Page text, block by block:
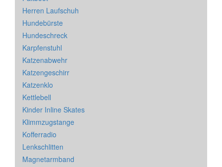
Herren Laufschuh
Hundebürste
Hundeschreck
Karpfenstuhl
Katzenabwehr
Katzengeschirr
Katzenklo
Kettlebell
Kinder Inline Skates
Klimmzugstange
Kofferradio
Lenkschlitten
Magnetarmband